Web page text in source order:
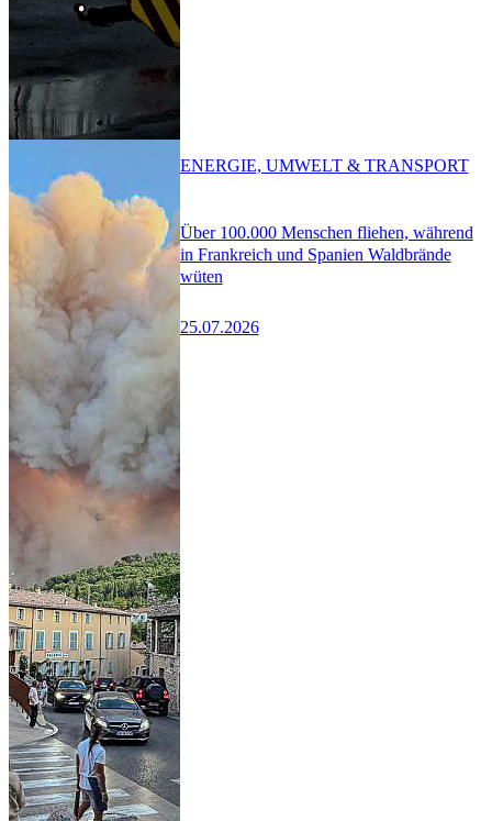
Über 100.000 Menschen fliehen, während
in Frankreich und Spanien Waldbrände
wüten
25.07.2026
ENERGIE, UMWELT & TRANSPORT